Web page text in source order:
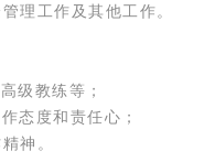
理工作及其他工作。
级教练等；
态度和责任心；
神。